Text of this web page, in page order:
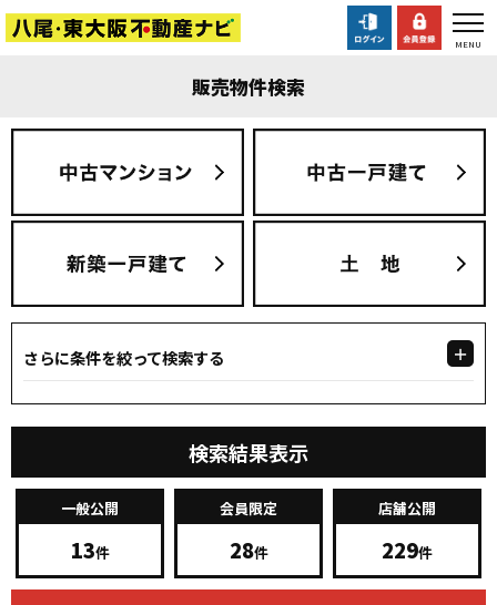
販売物件検索
さらに条件を絞って検索する
検索結果表示
一般公開
13件
会員限定
28件
店舗公開
229件